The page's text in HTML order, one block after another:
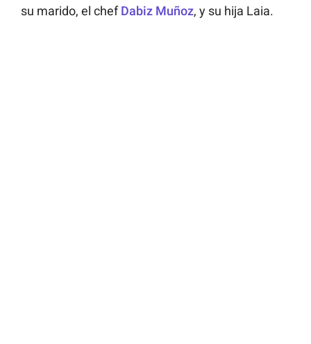
su marido, el chefDabiz Muñoz, y su hija Laia.